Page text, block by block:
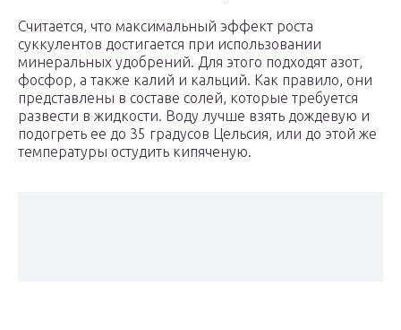
Считается, что максимальный эффект роста
суккулентов достигается при использовании
минеральных удобрений. Для этого подходят азот,
фосфор, а также калий и кальций. Как правило, они
представлены в составе солей, которые требуется
развести в жидкости. Воду лучше взять дождевую и
подогреть ее до 35 градусов Цельсия, или до этой же
температуры остудить кипяченую.